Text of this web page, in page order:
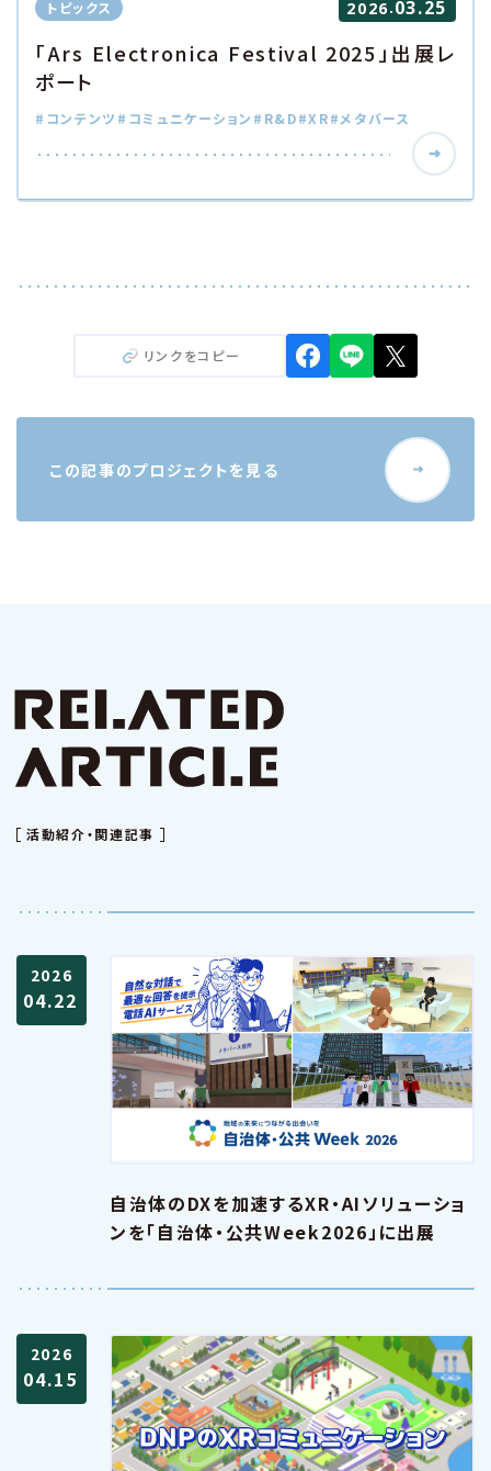
トピックス 2026.03.25
「Ars Electronica Festival 2025」出展レ
ポート
#コンテンツ #コミュニケーション #R&D#XR#メタバース
リンクをコピー
この記事のプロジェクトを見る
活動紹介・関連記事
2026
04.22
自治体のDXを加速するXR・AIソリューショ
ンを「自治体・公共Week2026」に出展
2026
04.15